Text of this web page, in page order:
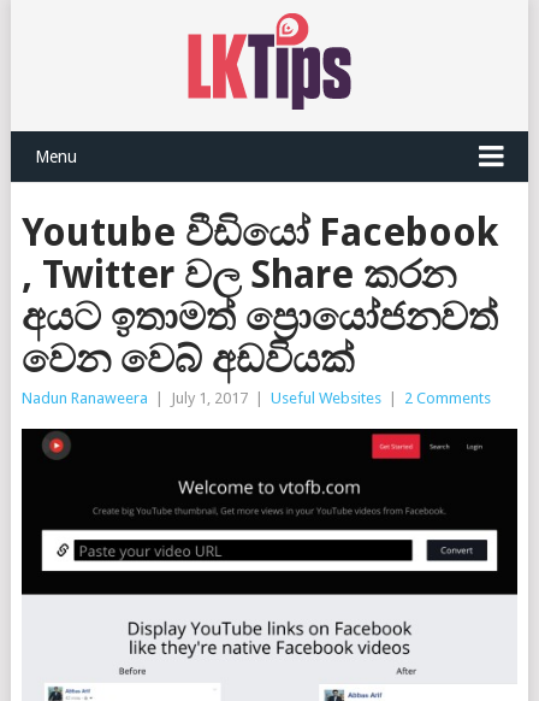
Menu
Youtube වීඩියෝ Facebook
, Twitter වල Share කරන
අයට ඉතාමත් ප්‍රොයෝජනවත්
වෙන වෙබ් අඩවියක්
Nadun Ranaweera July 1, 2017 Useful Websites 2 Comments